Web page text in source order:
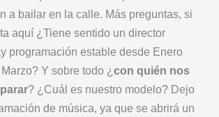
a bailar en la calle. Más preguntas, si
aquí ¿Tiene sentido un director
programación estable desde Enero
Y sobre todo ¿ con quién nos
? ¿Cuál es nuestro modelo? Dejo
de música, ya que se abrirá un